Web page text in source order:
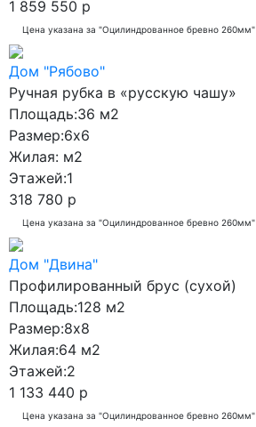
1 859 550 р
Цена указана за "Оцилиндрованное бревно 260мм"
Дом "Рябово"
Ручная рубка в «русскую чашу»
Площадь:36 м2
Размер:6x6
Жилая: м2
Этажей:1
318 780 р
Цена указана за "Оцилиндрованное бревно 260мм"
Дом "Двина"
Профилированный брус (сухой)
Площадь:128 м2
Размер:8x8
Жилая:64 м2
Этажей:2
1 133 440 р
Цена указана за "Оцилиндрованное бревно 260мм"